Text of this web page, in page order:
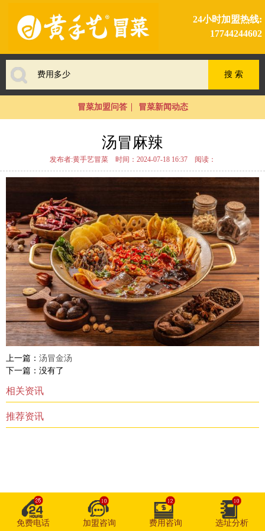
24小时加盟热线:
17744244602
冒菜加盟问答 冒菜新闻动态
汤冒麻辣
发布者:黄手艺冒菜 时间：2024-07-18 16:37 阅读：
上一篇： 汤冒金汤
下一篇：没有了
相关资讯
推荐资讯
免费电话 加盟咨询 费用咨询 选址分析